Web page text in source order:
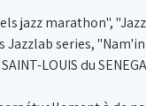
jazz marathon",
series,
LOUIS du